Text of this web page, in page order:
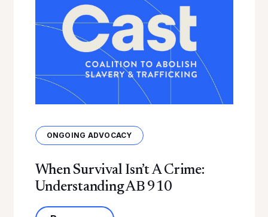
ONGOING ADVOCACY
When Survival Isn’t A Crime:
Understanding AB 910